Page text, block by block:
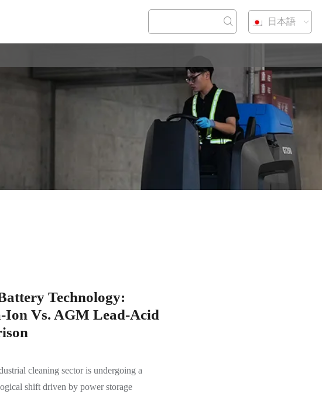
日本語
Technology:
Vs. AGM Lead-Acid
cleaning sector is undergoing a
shift driven by power storage